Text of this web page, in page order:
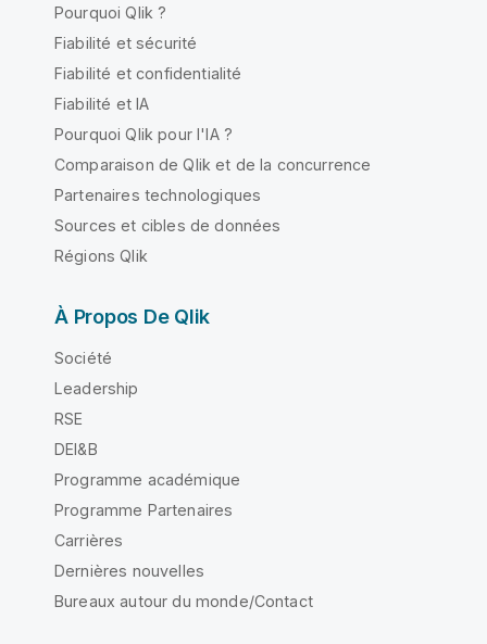
Pourquoi Qlik ?
Fiabilité et sécurité
Fiabilité et confidentialité
Fiabilité et IA
Pourquoi Qlik pour l'IA ?
Comparaison de Qlik et de la concurrence
Partenaires technologiques
Sources et cibles de données
Régions Qlik
À Propos De Qlik
Société
Leadership
RSE
DEI&B
Programme académique
Programme Partenaires
Carrières
Dernières nouvelles
Bureaux autour du monde/Contact